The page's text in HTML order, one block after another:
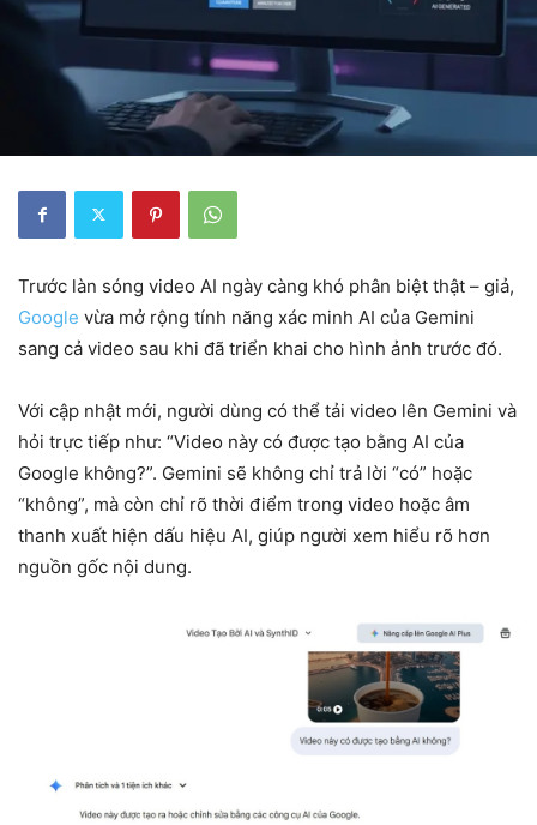
Trước làn sóng video AI ngày càng khó phân biệt thật – giả,
Google vừa mở rộng tính năng xác minh AI của Gemini
sang cả video sau khi đã triển khai cho hình ảnh trước đó.
Với cập nhật mới, người dùng có thể tải video lên Gemini và
hỏi trực tiếp như: “Video này có được tạo bằng AI của
Google không?”. Gemini sẽ không chỉ trả lời “có” hoặc
“không”, mà còn chỉ rõ thời điểm trong video hoặc âm
thanh xuất hiện dấu hiệu AI, giúp người xem hiểu rõ hơn
nguồn gốc nội dung.